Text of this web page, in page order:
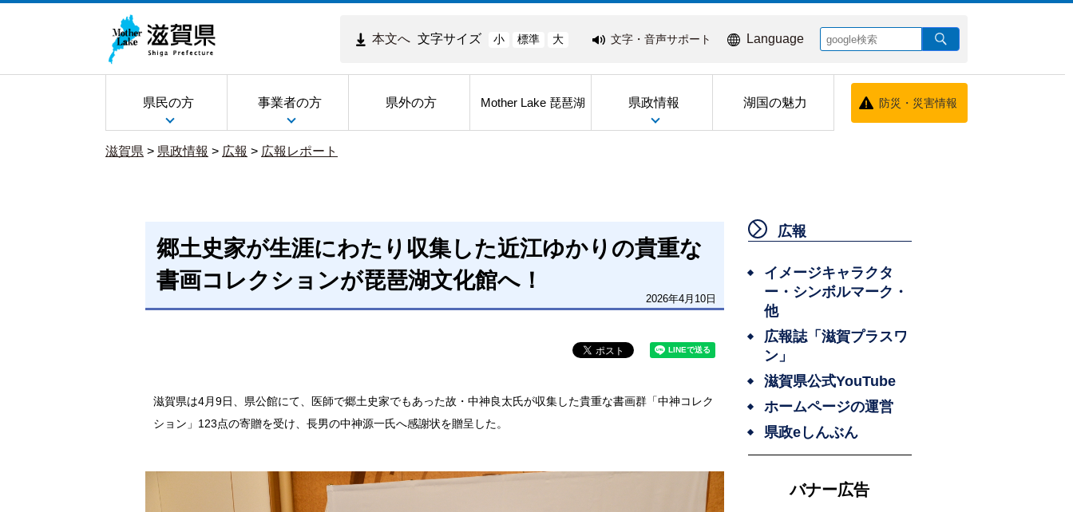
本文へ 文字サイズ 小 標準 大 文字・音声サポート Language
県民の方 事業者の方 県外の方 Mother Lake 琵琶湖 県政情報 湖国の魅力 防災・災害情報
滋賀県 > 県政情報 > 広報 > 広報レポート
郷土史家が生涯にわたり収集した近江ゆかりの貴重な
書画コレクションが琵琶湖文化館へ！
2026年4月10日
滋賀県は4月9日、県公館にて、医師で郷土史家でもあった故・中神良太氏が収集した貴重な書画群「中神コレク
ション」123点の寄贈を受け、長男の中神源一氏へ感謝状を贈呈した。
広報
イメージキャラクタ
ー・シンボルマーク・
他
広報誌「滋賀プラスワ
ン」
滋賀県公式YouTube
ホームページの運営
県政eしんぶん
バナー広告